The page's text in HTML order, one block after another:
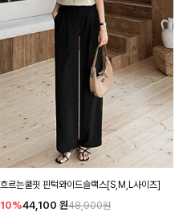
흐르는쿨핏 핀턱와이드슬랙스[S,M,L사이즈]
10%44,100 원48,900원